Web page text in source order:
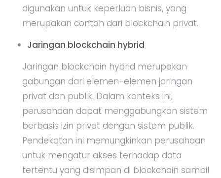
digunakan untuk keperluan bisnis, yang
merupakan contoh dari blockchain privat.
Jaringan blockchain hybrid
Jaringan blockchain hybrid merupakan
gabungan dari elemen-elemen jaringan
privat dan publik. Dalam konteks ini,
perusahaan dapat menggabungkan sistem
berbasis izin privat dengan sistem publik.
Pendekatan ini memungkinkan perusahaan
untuk mengatur akses terhadap data
tertentu yang disimpan di blockchain sambil